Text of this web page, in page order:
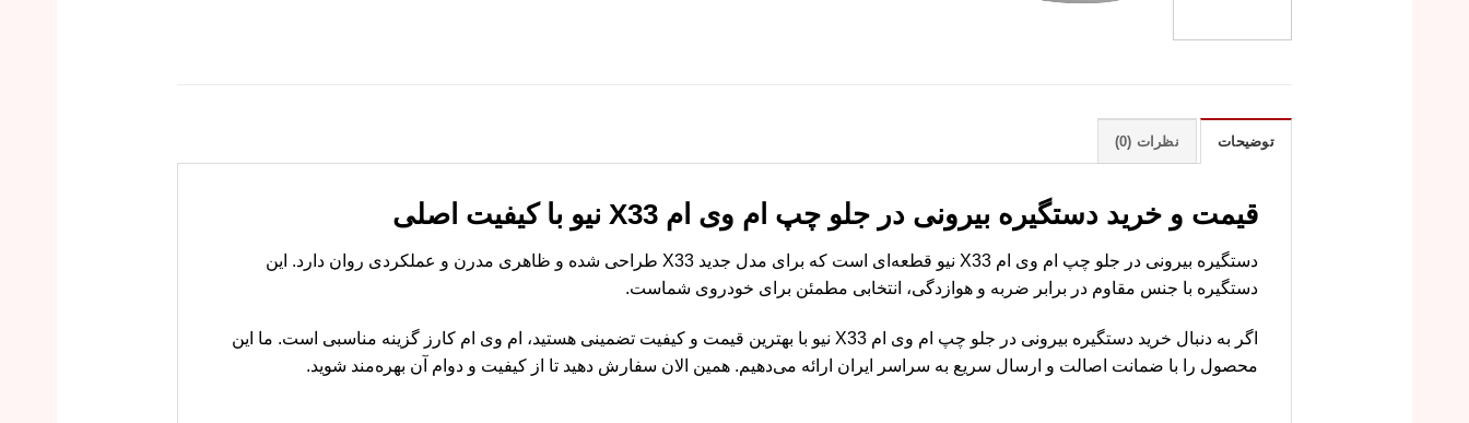
توضیحات نظرات (0)
قیمت و خرید دستگیره بیرونی در جلو چپ ام وی ام X33 نیو با کیفیت اصلی
دستگیره بیرونی در جلو چپ ام وی ام X33 نیو قطعه‌ای است که برای مدل جدید X33 طراحی شده و ظاهری مدرن و عملکردی روان دارد. این
دستگیره با جنس مقاوم در برابر ضربه و هوازدگی، انتخابی مطمئن برای خودروی شماست.
اگر به دنبال خرید دستگیره بیرونی در جلو چپ ام وی ام X33 نیو با بهترین قیمت و کیفیت تضمینی هستید، ام وی ام کارز گزینه مناسبی است. ما این
محصول را با ضمانت اصالت و ارسال سریع به سراسر ایران ارائه می‌دهیم. همین الان سفارش دهید تا از کیفیت و دوام آن بهره‌مند شوید.